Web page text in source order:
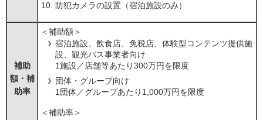
防犯カメラの設置（宿泊施設のみ）
補助
額・補
助率
＜補助額＞
宿泊施設、飲食店、免税店、体験型コンテンツ提供施
設、観光バス事業者向け
1施設／店舗等あたり300万円を限度
団体・グループ向け
1団体／グループあたり1,000万円を限度
＜補助率＞